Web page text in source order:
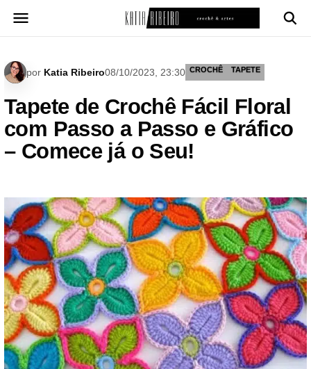
para
por Katia Ribeiro08/10/2023, 23:30 CROCHÊ TAPETE
Tapete de Crochê Fácil Floral
com Passo a Passo e Gráfico
– Comece já o Seu!